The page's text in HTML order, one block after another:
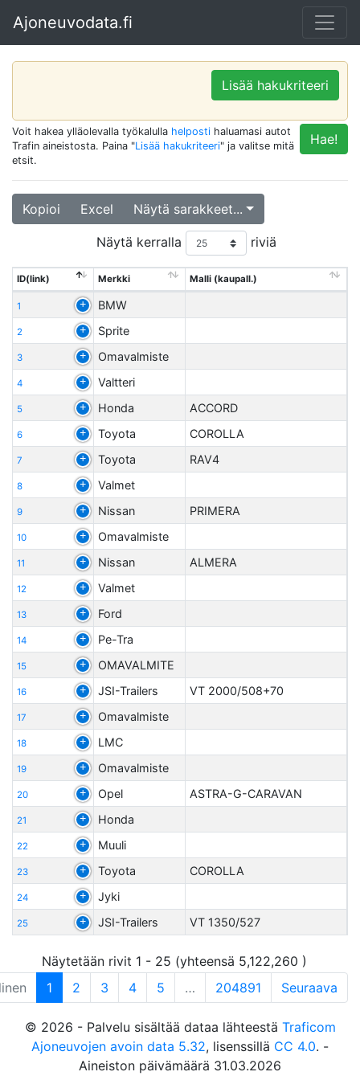
Ajoneuvodata.fi
Lisää hakukriteeri
Hae!
Voit hakea ylläolevalla työkalulla helposti haluamasi autot
Trafin aineistosta. Paina "Lisää hakukriteeri" ja valitse mitä
etsit.
Kopioi Excel Näytä sarakkeet...
Näytä kerralla riviä
ID(link) Merkki Malli (kaupall.)
1 BMW
2 Sprite
3 Omavalmiste
4 Valtteri
5 Honda ACCORD
6 Toyota COROLLA
7 Toyota RAV4
8 Valmet
9 Nissan PRIMERA
10 Omavalmiste
11 Nissan ALMERA
12 Valmet
13 Ford
14 Pe-Tra
15 OMAVALMITE
16 JSI-Trailers VT 2000/508+70
17 Omavalmiste
18 LMC
19 Omavalmiste
20 Opel ASTRA-G-CARAVAN
21 Honda
22 Muuli
23 Toyota COROLLA
24 Jyki
25 JSI-Trailers VT 1350/527
Näytetään rivit 1 - 25 (yhteensä 5,122,260 )
1 2 3 4 5 … 204891 Seuraava
© 2026 - Palvelu sisältää dataa lähteestä Traficom
Ajoneuvojen avoin data 5.32, lisenssillä CC 4.0. -
Aineiston päivämäärä 31.03.2026